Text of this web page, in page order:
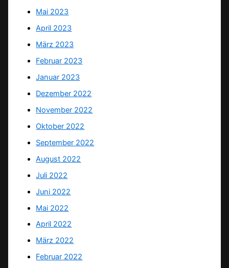
Mai 2023
April 2023
März 2023
Februar 2023
Januar 2023
Dezember 2022
November 2022
Oktober 2022
September 2022
August 2022
Juli 2022
Juni 2022
Mai 2022
April 2022
März 2022
Februar 2022